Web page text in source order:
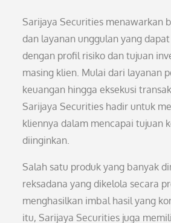
Sarijaya Securities menawarkan
dan layanan unggulan yang
dengan profil risiko dan tujuan
masing klien. Mulai dari layanan
keuangan hingga eksekusi
Sarijaya Securities hadir untuk
kliennya dalam mencapai tujuan
diinginkan.
Salah satu produk yang banyak
reksadana yang dikelola secara
menghasilkan imbal hasil yang
itu, Sarijaya Securities juga